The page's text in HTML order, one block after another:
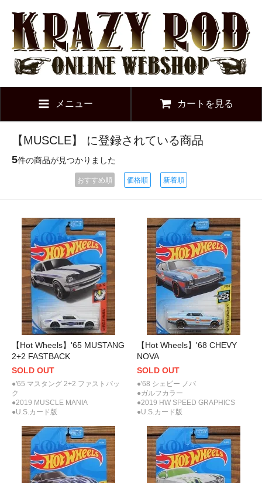
メニュー カートを見る
【MUSCLE】 に登録されている商品
5件の商品が見つかりました
おすすめ順 価格順 新着順
【Hot Wheels】'65 MUSTANG
2+2 FASTBACK
SOLD OUT
●'65 マスタング 2+2 ファストバッ
ク
●2019 MUSCLE MANIA
●U.S.カード版
【Hot Wheels】'68 CHEVY
NOVA
SOLD OUT
●'68 シェビー ノバ
●ガルフカラー
●2019 HW SPEED GRAPHICS
●U.S.カード版